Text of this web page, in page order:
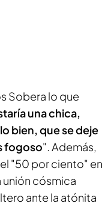
Sobera lo que
una chica,
bien, que se deje
fogoso". Además,
"50 por ciento" en
unión cósmica
ante la atónita